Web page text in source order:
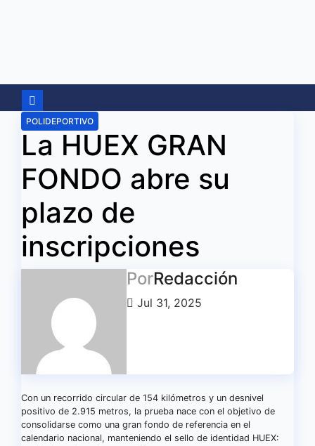
POLIDEPORTIVO
La HUEX GRAN
FONDO abre su
plazo de
inscripciones
PorRedacción
Jul 31, 2025
Con un recorrido circular de 154 kilómetros y un desnivel
positivo de 2.915 metros, la prueba nace con el objetivo de
consolidarse como una gran fondo de referencia en el
calendario nacional, manteniendo el sello de identidad HUEX: